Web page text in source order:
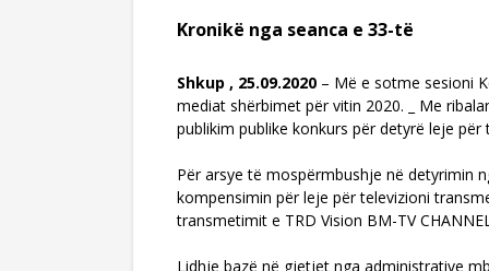
Kronikë nga seanca e 33-të
Shkup , 25.09.2020 – Më e sotme sesioni
mediat shërbimet për vitin 2020. _ Me
publikim publike konkurs për detyrë leje
Për arsye të mospërmbushje në detyrimin
kompensimin për leje për televizioni
transmetimit e TRD Vision BM-TV
Lidhje bazë në gjetjet nga administrative